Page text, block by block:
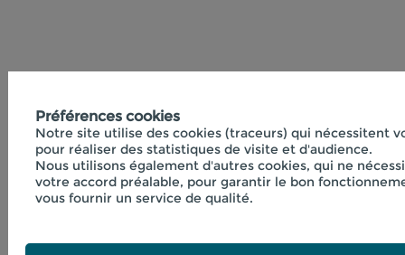
Préférences cookies
Notre site utilise des cookies (traceurs) qui nécessitent
pour réaliser des statistiques de visite et d'audience.
Nous utilisons également d'autres cookies, qui ne
votre accord préalable, pour garantir le bon
vous fournir un service de qualité.